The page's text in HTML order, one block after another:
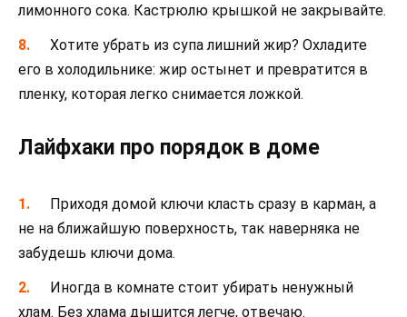
лимонного сока. Кастрюлю крышкой не закрывайте.
Хотите убрать из супа лишний жир? Охладите
его в холодильнике: жир остынет и превратится в
пленку, которая легко снимается ложкой.
Лайфхаки про порядок в доме
Приходя домой ключи класть сразу в карман, а
не на ближайшую поверхность, так наверняка не
забудешь ключи дома.
Иногда в комнате стоит убирать ненужный
хлам. Без хлама дышится легче, отвечаю.